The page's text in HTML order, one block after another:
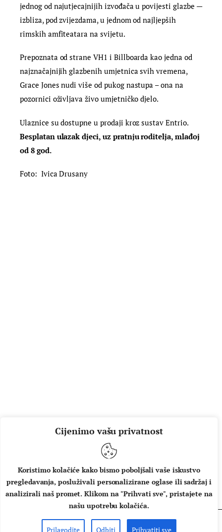
Cijenimo vašu privatnost
Koristimo kolačiće kako bismo poboljšali vaše iskustvo
pregledavanja, posluživali personalizirane oglase ili sadržaj i
analizirali naš promet. Klikom na "Prihvati sve", pristajete na
našu upotrebu kolačića.
Prilagodite Odbiti Prihvatiti sve
jednog od najutjecajnijih izvođača u povijesti glazbe —
izbliza, pod zvijezdama, u jednom od najljepših
rimskih amfiteatara na svijetu.
Prepoznata od strane VH1 i Billboarda kao jedna od
najznačajnijih glazbenih umjetnica svih vremena,
Grace Jones nudi više od pukog nastupa – ona na
pozornici oživljava živo umjetničko djelo.
Ulaznice su dostupne u prodaji kroz sustav Entrio.
Besplatan ulazak djeci, uz pratnju roditelja, mlađoj
od 8 god.
Foto: Ivica Drusany
O NAMA IMPRESSUM UVJETI KORIŠTENJA